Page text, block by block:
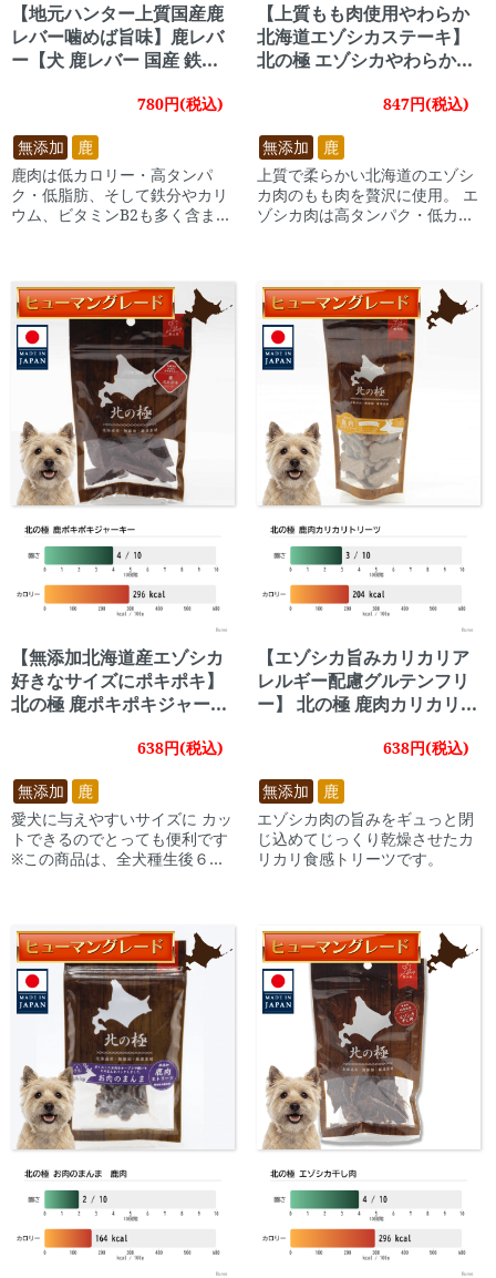
【地元ハンター上質国産鹿
レバー噛めば旨味】鹿レバ
ー【犬 鹿レバー 国産 鉄分
780円(税込)
無添加
鹿
鹿肉は低カロリー・高タンパ
ク・低脂肪、そして鉄分やカリ
ウム、ビタミンB2も多く含まれ
【上質もも肉使用やわらか
北海道エゾシカステーキ】
北の極 エゾシカやわらかス
ーキ 鹿肉 北海道 高タンパ
ク】
847円(税込)
無添加
鹿
上質で柔らかい北海道のエゾシ
カ肉のもも肉を贅沢に使用。 エ
ゾシカ肉は高タンパク・低カロ
【無添加北海道産エゾシカ
好きなサイズにポキポキ】
北の極 鹿ポキポキジャーキ
ーキー 北海道 無添加】
638円(税込)
無添加
鹿
愛犬に与えやすいサイズに カッ
トできるのでとっても便利です
※この商品は、全犬種生後６ヶ
【エゾシカ旨みカリカリア
レルギー配慮グルテンフリ
ー】 北の極 鹿肉カリカリト
アレルギー グルテンフリー
北海道】
638円(税込)
無添加
鹿
エゾシカ肉の旨みをギュっと閉
じ込めてじっくり乾燥させたカ
リカリ食感トリーツです。